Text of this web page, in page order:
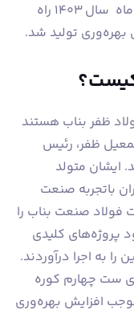
چهارم خط ذوب‌آهن این کارخانه در آبان ماه سال ۱۴۰۳ راه
کیست؟
ظفر بناب هستند
امید اسمعیل ظفر، رئیس
متولد
باتجربه صنعت
صنعت بناب را
پروژه‌های کلیدی
به اجرا درآوردند.
ست چهارم کوره
آبان ۱۴۰۳ بود که موجب افزایش بهره‌وری